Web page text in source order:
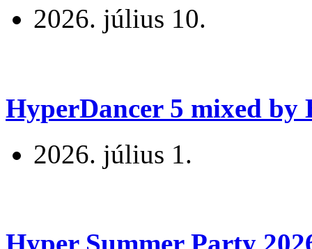
2026. július 10.
HyperDancer 5 mixed by
2026. július 1.